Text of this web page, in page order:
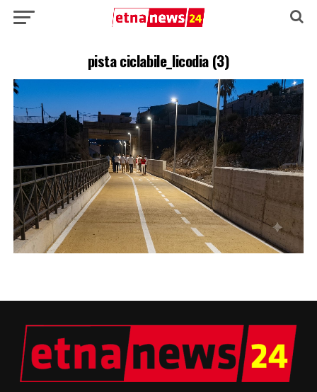
pista ciclabile_licodia (3)